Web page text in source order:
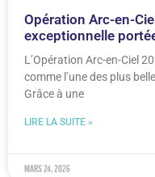
Opération Arc-en-
exceptionnelle
L’Opération Arc-en-Ciel
comme l’une des plus
Grâce à une
LIRE LA SUITE »
mars 24, 2026